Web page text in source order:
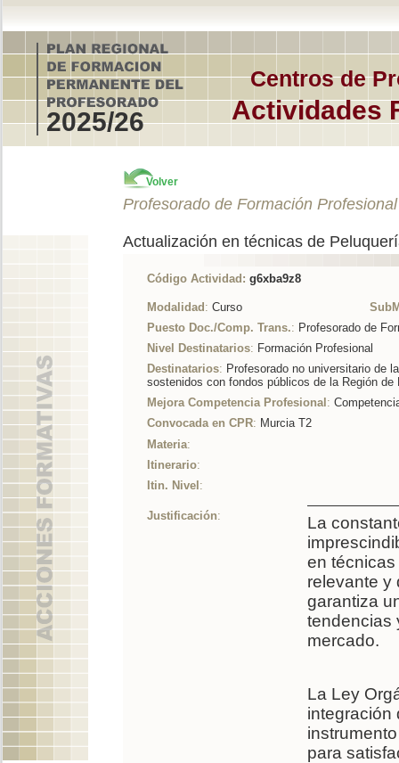
Centros de
Actividades
2025/26
Volver
Profesorado de Formación Profesional
Actualización en técnicas de
Código Actividad: g6xba9z8
Modalidad : Curso
Puesto Doc./Comp. Trans.: Profesorado de
Nivel Destinatarios: Formación Profesional
Destinatarios: Profesorado no universitario de
sostenidos con fondos públicos de la Región
Mejora Competencia Profesional :
Convocada en CPR: Murcia T2
Materia:
Itinerario:
Itin. Nivel :
Justificación:
La
en
relevante y
garantiza
tendencias
mercado.
La Ley
integración
para